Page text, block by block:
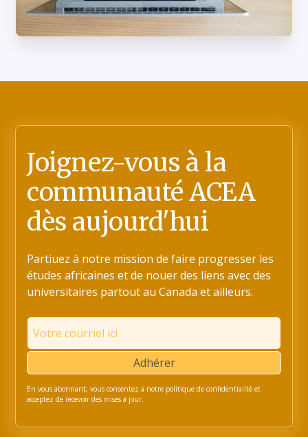
Joignez-vous à la
communauté ACEA
dès aujourd'hui
Partiuez à notre mission de faire progresser les
études africaines et de nouer des liens avec des
universitaires partout au Canada et ailleurs.
En vous abonnant, vous consentez à notre politique de confidentialité et
acceptez de recevoir des mises à jour.